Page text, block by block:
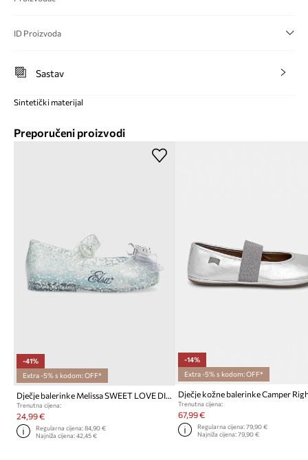
ID Proizvoda
Sastav
Sintetički materijal
Preporučeni proizvodi
-41%
Extra -5% s kodom: OFF*
Trenutna cijena:
24,99 €
Regularna cijena:84,90 €
Najniža cijena:42,45 €
-14%
Extra -5% s kodom: OFF*
Dječje kožne balerinke Camper
Trenutna cijena:
67,99 €
Regularna cijena: 79,90 €
Najniža cijena: 79,90 €